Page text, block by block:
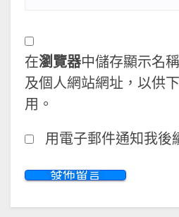
在瀏覽器中儲存顯示名
及個人網站網址，以供
用。
用電子郵件通知我後